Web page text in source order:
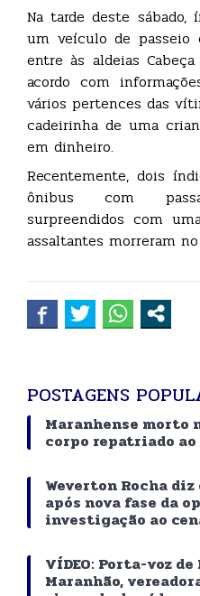
Na tarde deste sábado,
um veículo de passeio
entre às aldeias
acordo com
vários pertences das
cadeirinha de uma
em dinheiro.
Recentemente, dois
ônibus com
surpreendidos com
assaltantes morreram
POSTAGENS
Maranhense morto
corpo repatriado
Weverton Rocha
após nova fase da
investigação ao
VÍDEO: Porta-voz
Maranhão,